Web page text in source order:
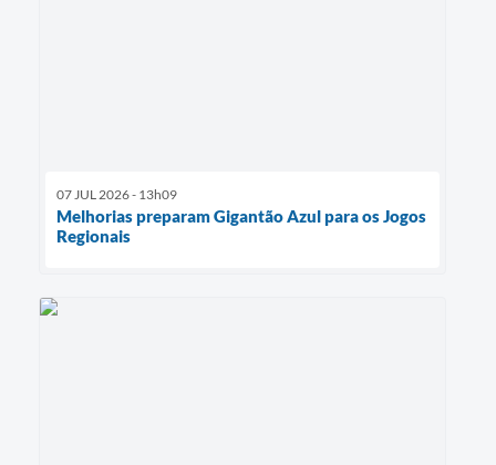
07 JUL 2026 - 13h09
Melhorias preparam Gigantão Azul para os Jogos
Regionais